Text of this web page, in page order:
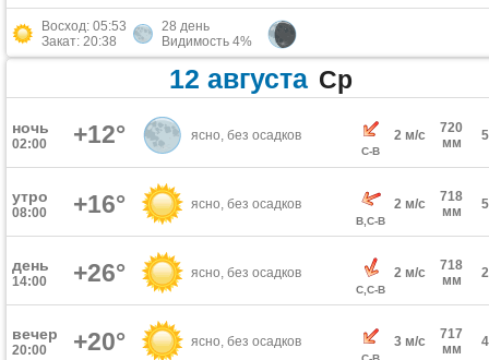
Восход: 05:53
Закат: 20:38
28 день
Видимость 4%
12 августа Ср
ночь
02:00 +12° ясно, без осадков
С-В
2 м/с
720
мм
утро
08:00 +16° ясно, без осадков
В,С-В
2 м/с
718
мм
день
14:00 +26° ясно, без осадков
С,С-В
2 м/с
718
мм
вечер
20:00 +20° ясно, без осадков 3 м/с
717
мм